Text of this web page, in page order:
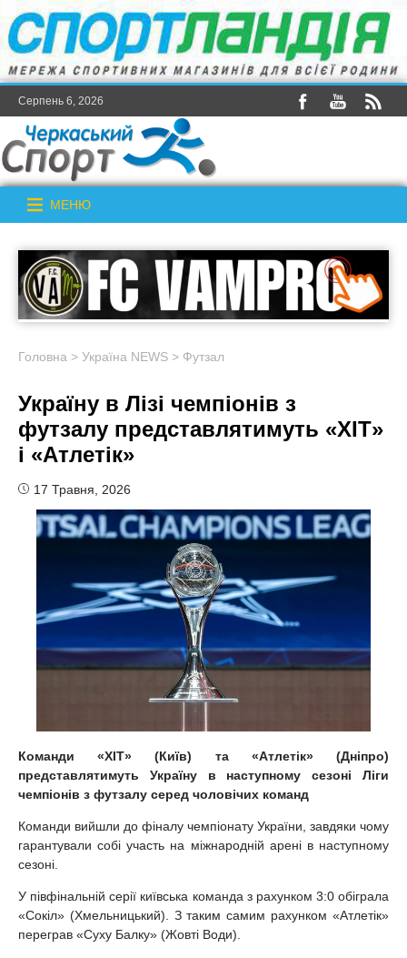
Серпень 6, 2026
МЕНЮ
Головна > Україна NEWS > Футзал
Україну в Лізі чемпіонів з
футзалу представлятимуть «ХІТ»
і «Атлетік»
17 Травня, 2026
Команди «ХІТ» (Київ) та «Атлетік» (Дніпро)
представлятимуть Україну в наступному сезоні Ліги
чемпіонів з футзалу серед чоловічих команд
Команди вийшли до фіналу чемпіонату України, завдяки чому
гарантували собі участь на міжнародній арені в наступному
сезоні.
У півфінальній серії київська команда з рахунком 3:0 обіграла
«Сокіл» (Хмельницький). З таким самим рахунком «Атлетік»
переграв «Суху Балку» (Жовті Води).